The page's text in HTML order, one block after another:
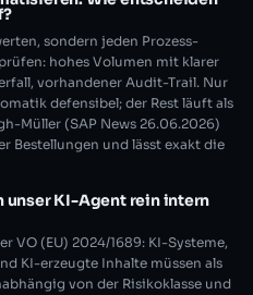
sondern jeden Prozess-
hohes Volumen mit klarer
vorhandener Audit-Trail. Nur
defensibel; der Rest läuft als
Müller (SAP News 26.06.2026)
Bestellungen und lässt exakt die
unser KI-Agent rein intern
VO (EU) 2024/1689: KI-Systeme,
KI-erzeugte Inhalte müssen als
von der Risikoklasse und